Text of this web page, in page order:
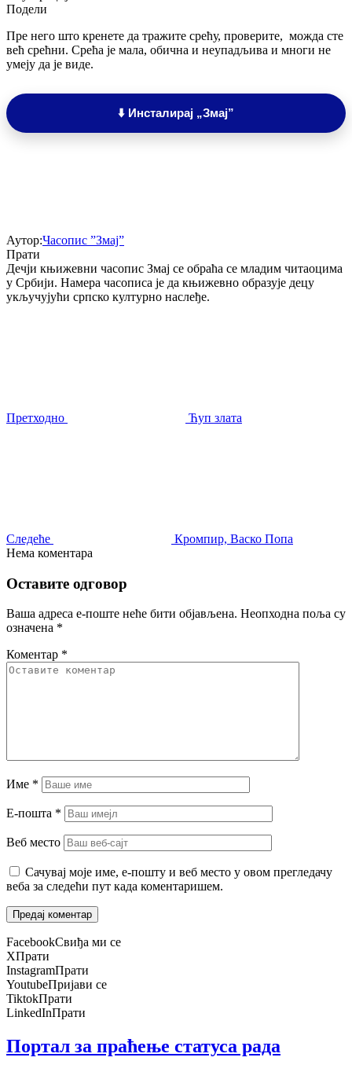
Подели
Пре него што кренете да тражите срећу, проверите, можда сте
већ срећни. Срећа је мала, обична и неупадљива и многи не
умеју да је виде.
⬇️ Инсталирај „Змај”
Аутор:Часопис ”Змај”
Прати
Дечји књижевни часопис Змај се обраћа се младим читаоцима
у Србији. Намера часописа је да књижевно образује децу
укључујући српско културно наслеђе.
Претходно Ћуп злата
Следеће
Кромпир, Васко Попа
Нема коментара
Оставите одговор
Ваша адреса е-поште неће бити објављена. Неопходна поља су
означена *
Коментар *
Име *
Е-пошта *
Веб место
Сачувај моје име, е-пошту и веб место у овом прегледачу
веба за следећи пут када коментаришем.
FacebookСвиђа ми се
XПрати
InstagramПрати
YoutubeПријави се
TiktokПрати
LinkedInПрати
Портал за праћење статуса рада